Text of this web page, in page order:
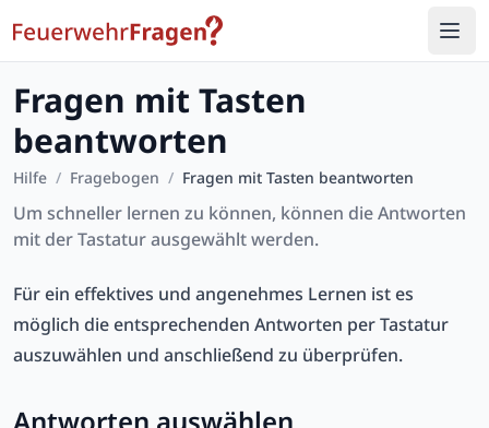
Fragen mit Tasten
beantworten
Hilfe / Fragebogen / Fragen mit Tasten beantworten
Um schneller lernen zu können, können die Antworten
mit der Tastatur ausgewählt werden.
Für ein effektives und angenehmes Lernen ist es
möglich die entsprechenden Antworten per Tastatur
auszuwählen und anschließend zu überprüfen.